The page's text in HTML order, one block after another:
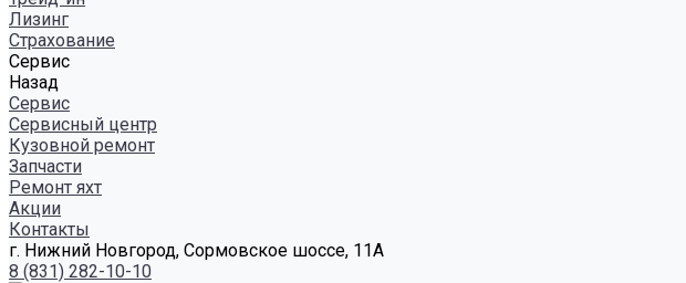
Лизинг
Страхование
Сервис
Назад
Сервис
Сервисный центр
Кузовной ремонт
Запчасти
Ремонт яхт
Акции
Контакты
г. Нижний Новгород, Сормовское шоссе, 11А
8 (831) 282-10-10